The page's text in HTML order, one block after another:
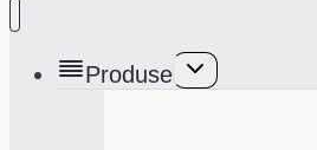
Produse
Toggle